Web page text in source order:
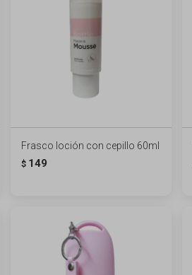
Frasco loción con cepillo 60ml
$ 149